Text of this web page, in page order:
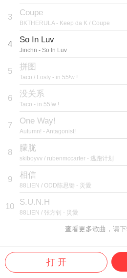
3 Coupe
BKTHERULA- Keep da K / Coupe
4 So In Luv
Jinchn - So In Luv
5 拼图
Taco / Losty - in 55!w !
6 没关系
Taco - in 55!w !
7 One Way!
Autumn! - Antagonist!
8 朦胧
skiboyvv / rubenmccarter - 逃跑计划
9 相信
88LIEN / ODD陈思键 - 災愛
10 S.U.N.H
88LIEN / 张方钊 - 災愛
查看更多歌曲，请
打 开